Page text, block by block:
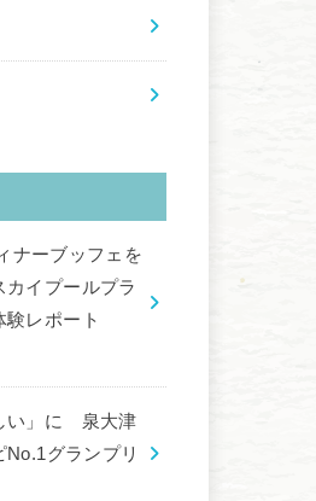
ナーブッフェを
イプールプラ
験レポート
い」に 泉大津
グランプリ